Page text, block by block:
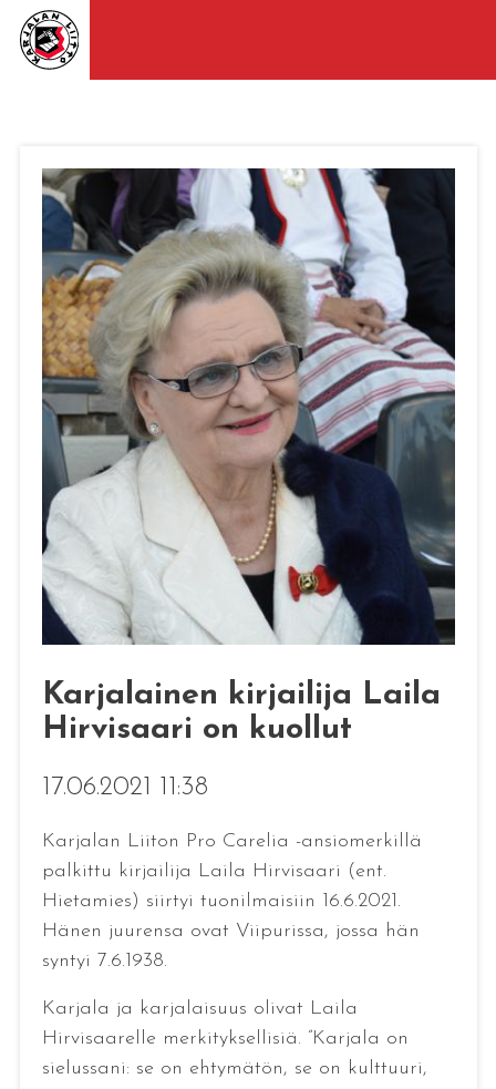
Karjalainen kirjailija Laila
Hirvisaari on kuollut
17.06.2021 11:38
Karjalan Liiton Pro Carelia -ansiomerkillä
palkittu kirjailija Laila Hirvisaari (ent.
Hietamies) siirtyi tuonilmaisiin 16.6.2021.
Hänen juurensa ovat Viipurissa, jossa hän
syntyi 7.6.1938.
Karjala ja karjalaisuus olivat Laila
Hirvisaarelle merkityksellisiä. ”Karjala on
sielussani: se on ehtymätön, se on kulttuuri,